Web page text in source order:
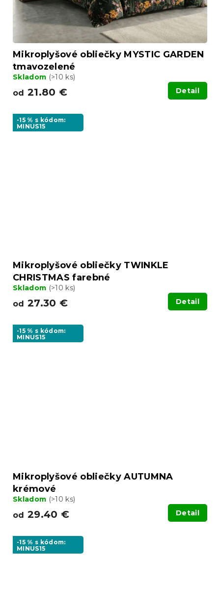
Mikroplyšové obliečky MYSTIC GARDEN
tmavozelené
Skladom (>10 ks)
od 21.80 € Detail
-15 % s kódom:
MINUS15
Mikroplyšové obliečky TWINKLE
CHRISTMAS farebné
Skladom (>10 ks)
od 27.30 € Detail
-15 % s kódom:
MINUS15
Mikroplyšové obliečky AUTUMNA
krémové
Skladom (>10 ks)
od 29.40 € Detail
-15 % s kódom:
MINUS15